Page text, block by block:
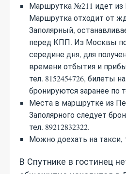
Маршрутка №211 идет из
Маршрутка отходит от
Заполярный,
перед КПП. Из Москвы
середине дня, для
времени отбытия и
тел. 8152454726, билеты
бронируются заранее по
Места в маршрутке из
Заполярного следует
тел. 89212832322.
Можно доехать на такси,
В Спутнике в гостинец